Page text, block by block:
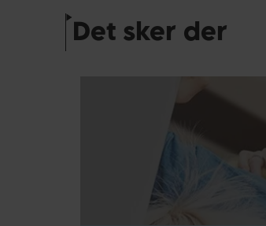
Det sker der